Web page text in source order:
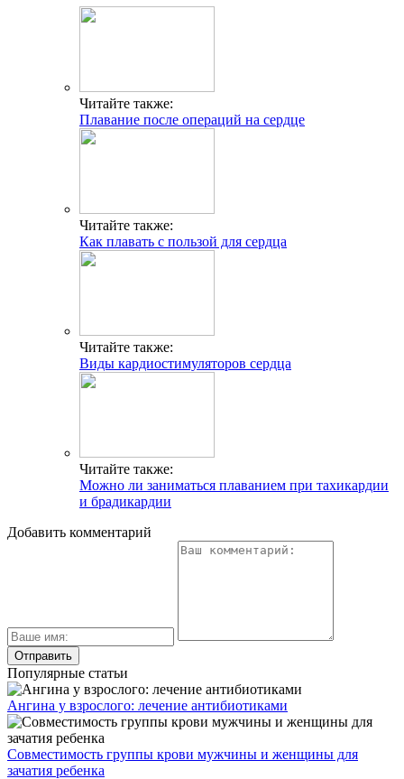
Читайте также:
Плавание после операций на сердце
Читайте также:
Как плавать с пользой для сердца
Читайте также:
Виды кардиостимуляторов сердца
Читайте также:
Можно ли заниматься плаванием при тахикардии
и брадикардии
Добавить комментарий
Популярные статьи
Ангина у взрослого: лечение антибиотиками
Совместимость группы крови мужчины и женщины для
зачатия ребенка